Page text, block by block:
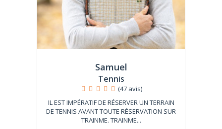
Samuel
Tennis
(47 avis)
IL EST IMPÉRATIF DE RÉSERVER UN TERRAIN
DE TENNIS AVANT TOUTE RÉSERVATION SUR
TRAINME. TRAINME...